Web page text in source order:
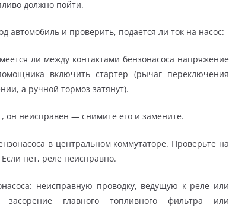
должно пойти.
автомобиль и проверить, подается ли ток на насос:
ли между контактами бензонасоса напряжение
включить стартер (рычаг переключения
а ручной тормоз затянут).
он неисправен — снимите его и замените.
в центральном коммутаторе. Проверьте на
нет, реле неисправно.
неисправную проводку, ведущую к реле или
главного топливного фильтра или